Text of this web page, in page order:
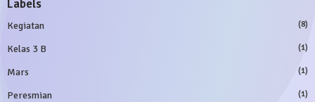
Labels
Kegiatan (8)
Kelas 3 B (1)
Mars (1)
Peresmian (1)